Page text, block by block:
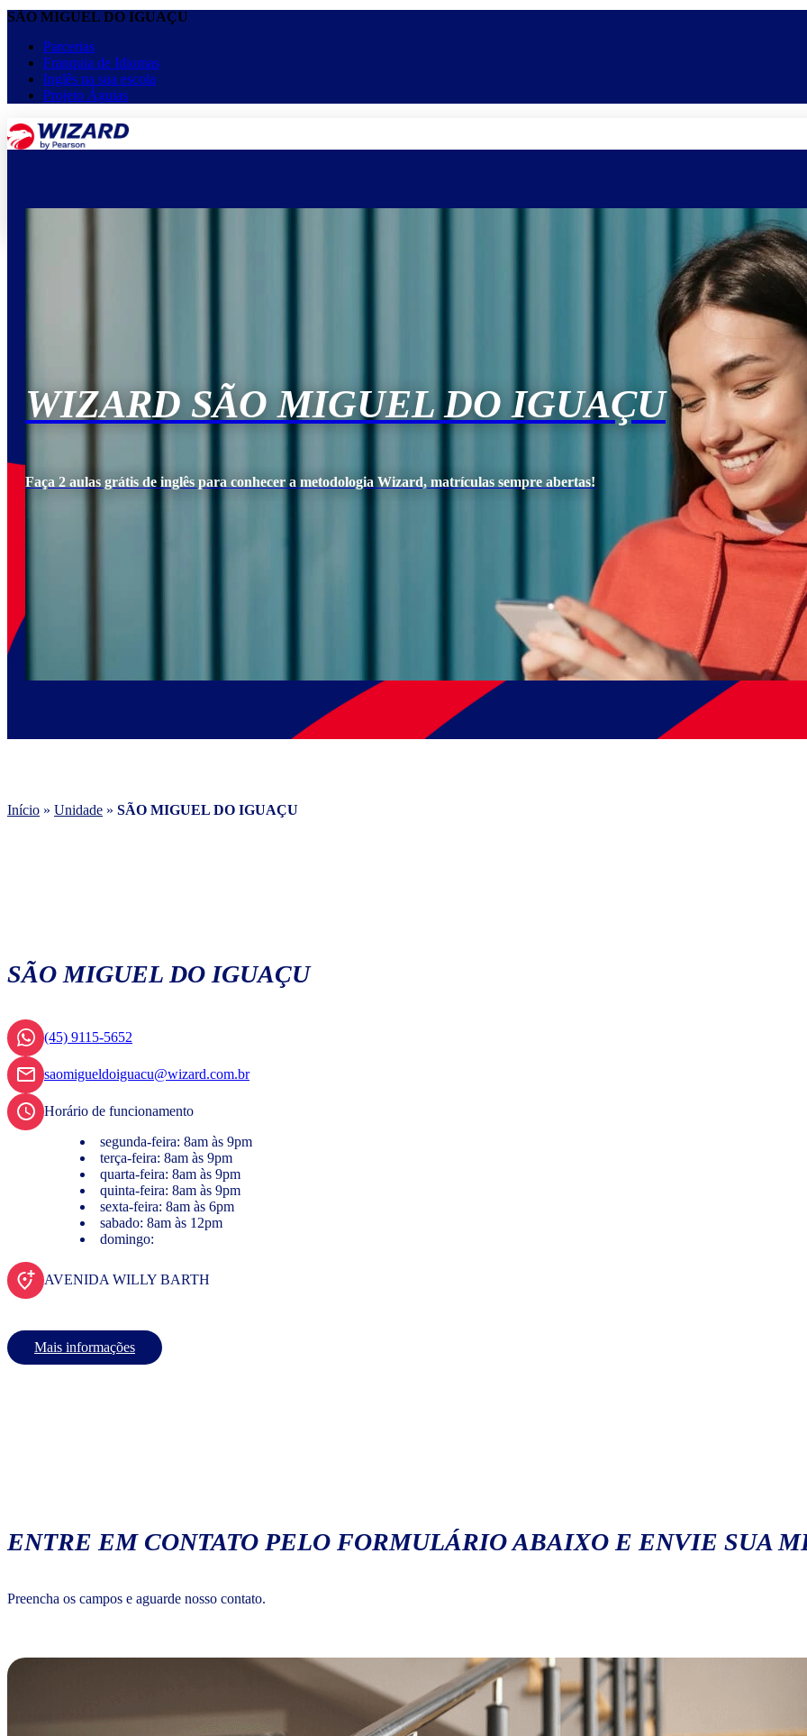
SÃO MIGUEL DO IGUAÇU
Parcerias
Franquia de Idiomas
Inglês na sua escola
Projeto Águias
Equipe
WIZARD SÃO MIGUEL DO IGUAÇU
Faça 2 aulas grátis de inglês para conhecer a metodologia Wizard, matrículas sempre abertas!
Início » Unidade » SÃO MIGUEL DO IGUAÇU
SÃO MIGUEL DO IGUAÇU
(45) 9115-5652
saomigueldoiguacu@wizard.com.br
Horário de funcionamento
segunda-feira: 8am às 9pm
terça-feira: 8am às 9pm
quarta-feira: 8am às 9pm
quinta-feira: 8am às 9pm
sexta-feira: 8am às 6pm
sabado: 8am às 12pm
domingo:
AVENIDA WILLY BARTH
Mais informações
ENTRE EM CONTATO PELO FORMULÁRIO ABAIXO E ENVIE SUA
Preencha os campos e aguarde nosso contato.